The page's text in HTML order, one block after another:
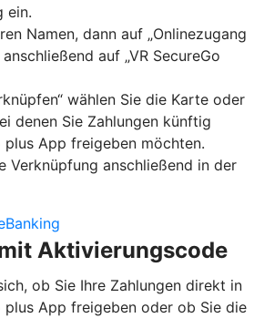
ein.
Namen, dann auf „Onlinezugang
auf „VR SecureGo
wählen Sie die Karte oder
denen Sie Zahlungen künftig
plus App freigeben möchten.
Verknüpfung anschließend in der
Aktivierungscode
ob Sie Ihre Zahlungen direkt in
plus App freigeben oder ob Sie die